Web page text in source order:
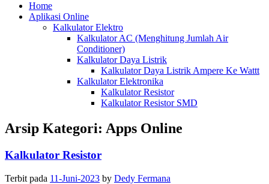
Home
Aplikasi Online
Kalkulator Elektro
Kalkulator AC (Menghitung Jumlah Air
Conditioner)
Kalkulator Daya Listrik
Kalkulator Daya Listrik Ampere Ke Wattt
Kalkulator Elektronika
Kalkulator Resistor
Kalkulator Resistor SMD
Arsip Kategori: Apps Online
Kalkulator Resistor
Terbit pada 11-Juni-2023 by Dedy Fermana